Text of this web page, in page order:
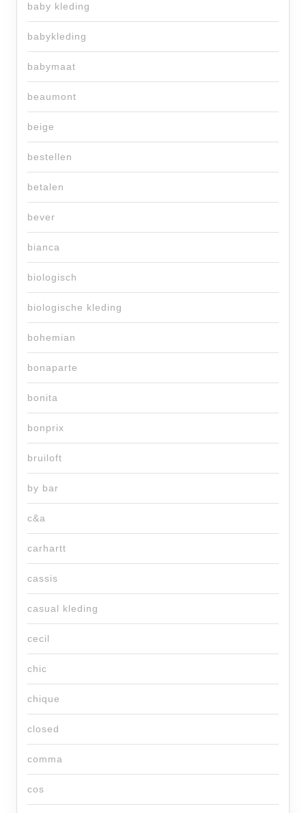
baby kleding
babykleding
babymaat
beaumont
beige
bestellen
betalen
bever
bianca
biologisch
biologische kleding
bohemian
bonaparte
bonita
bonprix
bruiloft
by bar
c&a
carhartt
cassis
casual kleding
cecil
chic
chique
closed
comma
cos